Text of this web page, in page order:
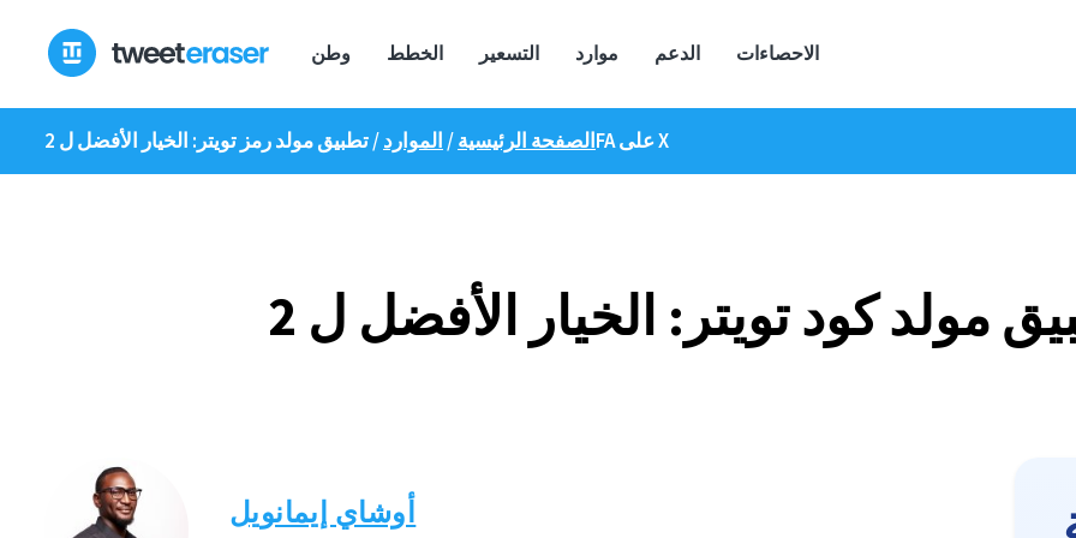
المحتوى
وطن الخطط التسعير موارد الدعم الاحصاءات
الصفحة الرئيسية/ الموارد/ تطبيق مولد رمز تويتر: الخيار الأفضل ل 2FA على X
أوشاي إيمانويل